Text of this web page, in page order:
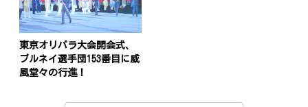
東京オリパラ大会開会式、
ブルネイ選手団153番目に威
風堂々の行進！